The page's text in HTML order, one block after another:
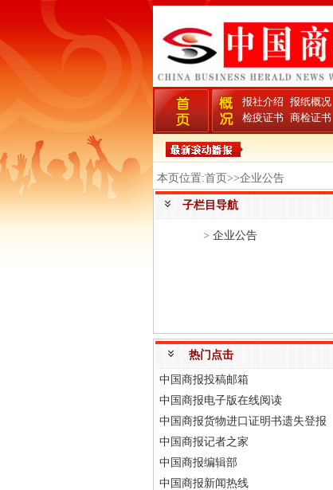
报社介绍 报纸概况
检疫证书 商检证书
本页位置:首页>>企业公告
子栏目导航
> 企业公告
热门点击
中国商报投稿邮箱
中国商报电子版在线阅读
中国商报货物进口证明书遗失登报
中国商报记者之家
中国商报编辑部
中国商报新闻热线